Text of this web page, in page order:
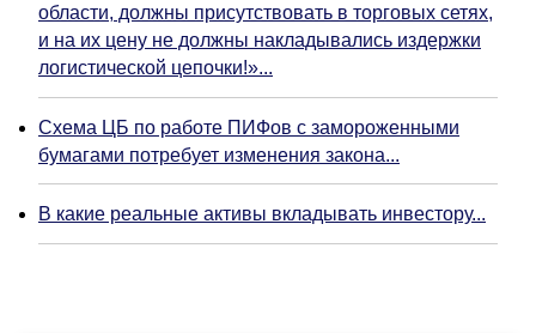
области, должны присутствовать в торговых сетях,
и на их цену не должны накладывались издержки
логистической цепочки!»...
Схема ЦБ по работе ПИФов с замороженными
бумагами потребует изменения закона...
В какие реальные активы вкладывать инвестору...